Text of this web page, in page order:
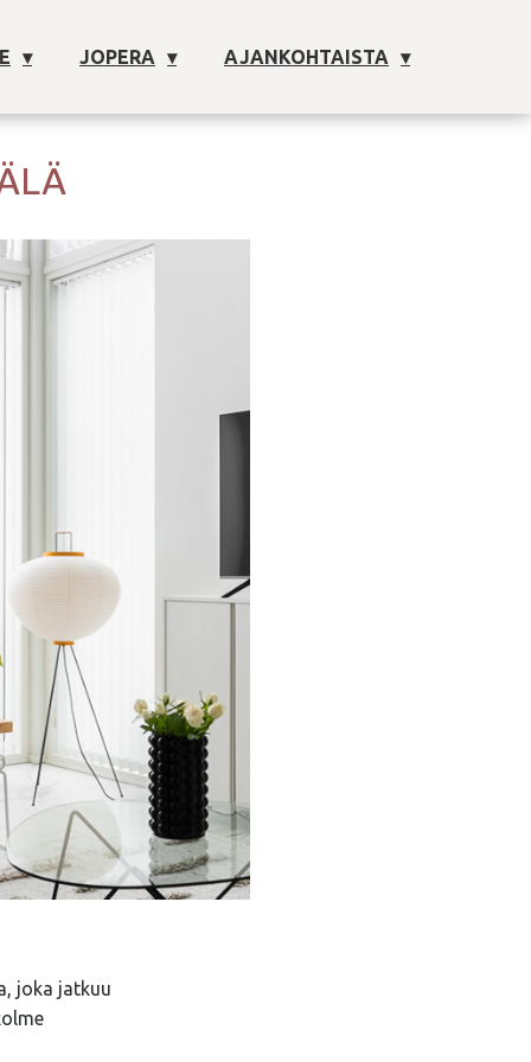
JOPERA AJANKOHTAISTA
joka jatkuu